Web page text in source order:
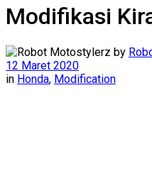
Modifikasi
by
12 Maret 2020
in Honda, Modification